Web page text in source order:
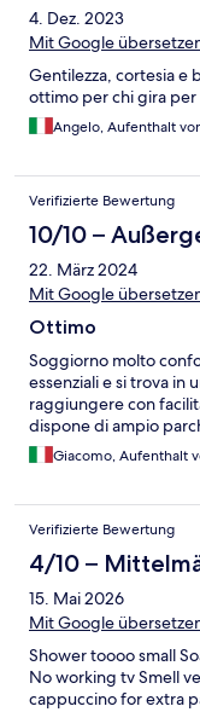
4. Dez. 2023
Mit Google
Gentilezza, cortesia e
ottimo per chi gira per
Angelo, Aufenthalt
Verifizierte Bewertung
10/10 –
22. März 2024
Mit Google
Ottimo
Soggiorno molto
essenziali e si trova in
raggiungere con
dispone di ampio
Giacomo, Aufenthalt
Verifizierte Bewertung
4/10 –
15. Mai 2026
Mit Google
Shower toooo small
No working tv Smell
cappuccino for extra